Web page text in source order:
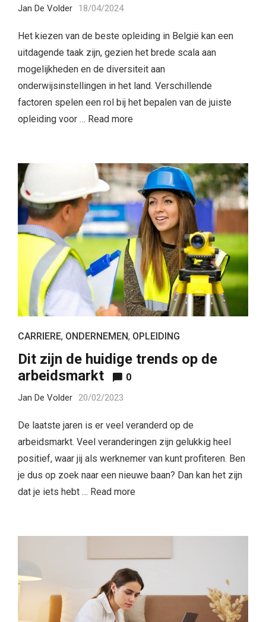
Jan De Volder 18/04/2024
Het kiezen van de beste opleiding in België kan een
uitdagende taak zijn, gezien het brede scala aan
mogelijkheden en de diversiteit aan
onderwijsinstellingen in het land. Verschillende
factoren spelen een rol bij het bepalen van de juiste
opleiding voor … Read more
CARRIERE, ONDERNEMEN, OPLEIDING
Dit zijn de huidige trends op de
arbeidsmarkt
0
Jan De Volder 20/02/2023
De laatste jaren is er veel veranderd op de
arbeidsmarkt. Veel veranderingen zijn gelukkig heel
positief, waar jij als werknemer van kunt profiteren. Ben
je dus op zoek naar een nieuwe baan? Dan kan het zijn
dat je iets hebt … Read more